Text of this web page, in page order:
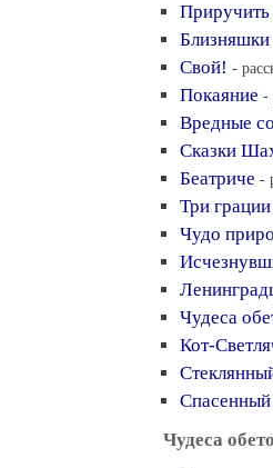
Близняшки
Свой! -
Покаяние -
Вредные
Сказки
Беатриче -
Три грации
Чудо
Чудеса
Кот-
Спасенный
Чудеса